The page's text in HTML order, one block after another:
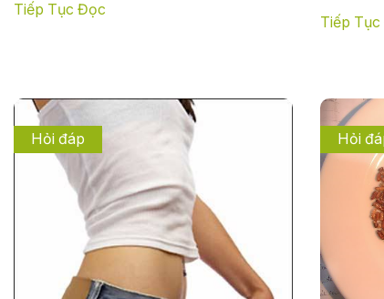
Tiếp Tục Đọc
Tiếp
Hỏi đáp Hỏi